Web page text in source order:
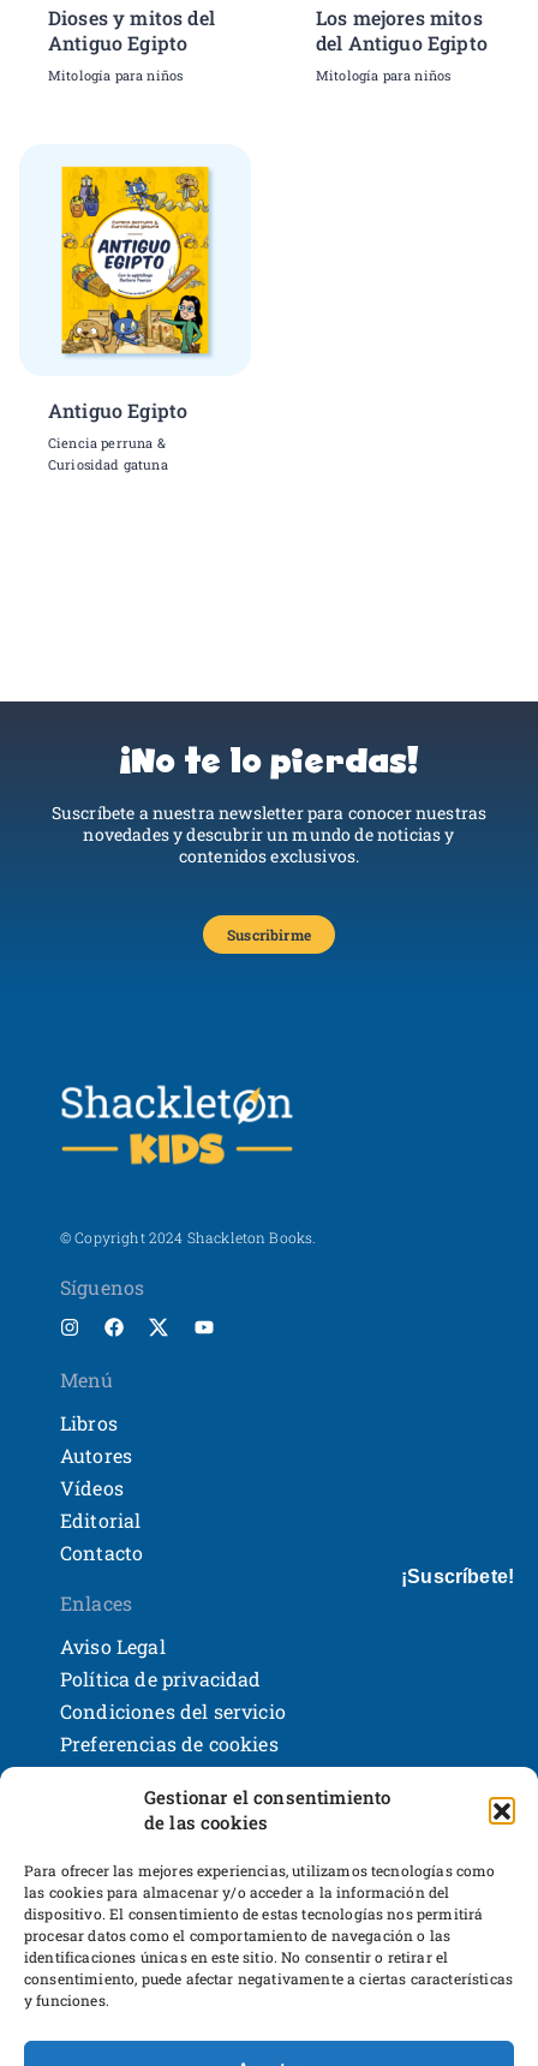
Gestionar el consentimiento
de las cookies
Para ofrecer las mejores experiencias, utilizamos tecnologías como
las cookies para almacenar y/o acceder a la información del
dispositivo. El consentimiento de estas tecnologías nos permitirá
procesar datos como el comportamiento de navegación o las
identificaciones únicas en este sitio. No consentir o retirar el
consentimiento, puede afectar negativamente a ciertas características
y funciones.
Dioses y mitos del
Antiguo Egipto
Mitología para niños
Los mejores mitos
del Antiguo Egipto
Mitología para niños
Antiguo Egipto
Ciencia perruna &
Curiosidad gatuna
¡No te lo pierdas!
Suscríbete a nuestra newsletter para conocer nuestras
novedades y descubrir un mundo de noticias y
contenidos exclusivos.
Suscribirme
© Copyright 2024 Shackleton Books.
Síguenos
Menú
Libros
Autores
Vídeos
Editorial
Contacto
Enlaces
Aviso Legal
Política de privacidad
Condiciones del servicio
Preferencias de cookies
Políticas de devoluciones y reembolsos
Bases legales y sorteos
Desarrollo web
¡Suscríbete!